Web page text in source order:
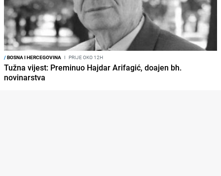
/BOSNA I HERCEGOVINA I PRIJE OKO 12H
Tužna vijest: Preminuo Hajdar Arifagić, doajen bh.
novinarstva